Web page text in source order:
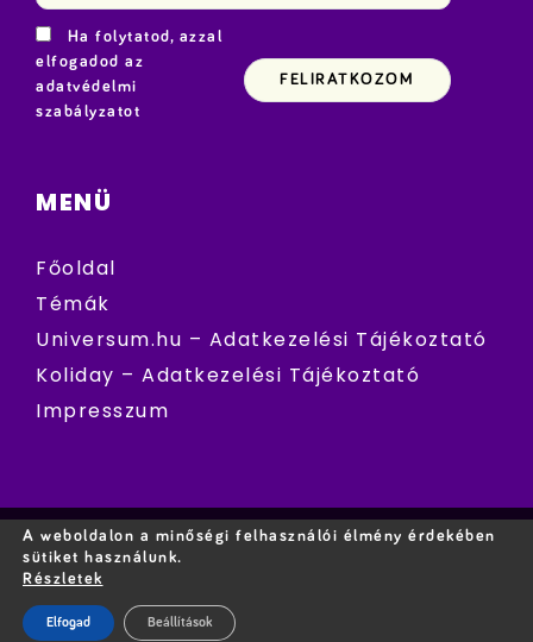
Ha folytatod, azzal
elfogadod az
adatvédelmi
szabályzatot
MENÜ
Főoldal
Témák
Universum.hu – Adatkezelési Tájékoztató
Koliday – Adatkezelési Tájékoztató
Impresszum
A weboldalon a minőségi felhasználói élmény érdekében
sütiket használunk.
Részletek
Elfogad Beállítások